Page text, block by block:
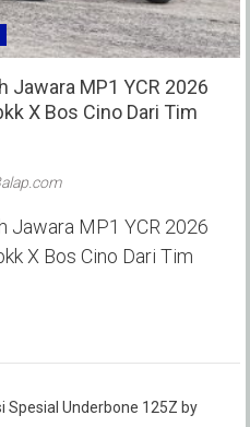
Jawara MP1 YCR 2026
X Bos Cino Dari Tim
Jawara MP1 YCR 2026
X Bos Cino Dari Tim
Spesial Underbone 125Z by